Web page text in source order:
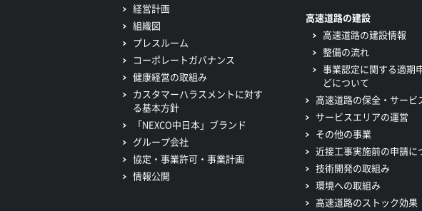
経営計画
組織図
プレスルーム
コーポレートガバナンス
健康経営の取組み
カスタマーハラスメントに対す
る基本方針
「NEXCO中日本」ブランド
グループ会社
協定・事業許可・事業計画
情報公開
高速道路の建設
高速道路の建設情報
整備の流れ
事業認定に関する適期
どについて
高速道路の保全・サービ
サービスエリアの運営
その他の事業
近接工事実施前の申請に
技術開発の取組み
環境への取組み
高速道路のストック効果